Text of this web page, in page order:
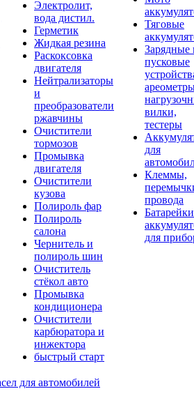
Электролит,
вода дистил.
Герметик
Жидкая резина
Раскоксовка
двигателя
Нейтрализаторы
и
преобразователи
ржавчины
Очистители
тормозов
Промывка
двигателя
Очистители
кузова
Полироль фар
Полироль
салона
Чернитель и
полироль шин
Очиститель
стёкол авто
Промывка
кондиционера
Очистители
карбюратора и
инжектора
быстрый старт
Тяговые
Зарядные
пусковые
вилки,
тестеры
для
Клеммы,
провода
для